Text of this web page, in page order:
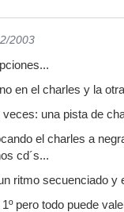
2003
en el charles y la
una pista de
el charles a
cd´s...
ritmo secuenciado y
pero todo puede